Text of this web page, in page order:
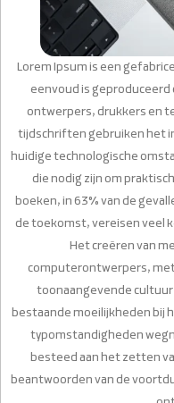
Lorem Ipsum is een
eenvoud is
ontwerpers, drukkers en
tijdschriften gebruiken het
huidige technologische
die nodig zijn om
boeken, in 63% van de
de toekomst, vereisen veel
Het creëren van
computerontwerpers,
toonaangevende cultuur
bestaande moeilijkheden bij
typomstandigheden
besteed aan het zetten
beantwoorden van de